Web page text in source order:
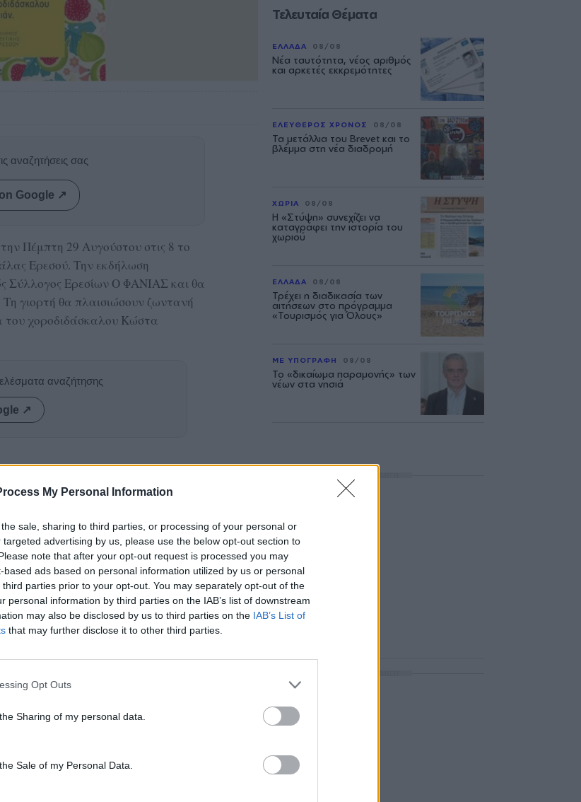
My Personal Information
sale, sharing to third parties, or processing of your personal or
advertising by us, please use the below opt-out section to
note that after your opt-out request is processed you may
ads based on personal information utilized by us or personal
parties prior to your opt-out. You may separately opt-out of the
personal information by third parties on the IAB’s list of downstream
may also be disclosed by us to third parties on the IAB’s List of
that may further disclose it to other third parties.
Opt Outs
Sharing of my personal data.
Sale of my Personal Data.
αναζητήσεις σας
Google ↗
Πέμπτη 29 Αυγούστου στις 8 το
Ερεσού. Την εκδήλωση
Σύλλογος Ερεσίων Ο ΦΑΝΙΑΣ και θα
γιορτή θα πλαισιώσουν ζωντανή
του χοροδιδάσκαλου Κώστα
αναζήτησης
↗
Τελευταία Θέματα
ΕΛΛΑΔΑ 08/08
Νέα ταυτότητα, νέος αριθμός
και αρκετές εκκρεμότητες
ΕΛΕΥΘΕΡΟΣ ΧΡΟΝΟΣ 08/08
Τα μετάλλια του Brevet και το
βλέμμα στη νέα διαδρομή
ΧΩΡΙΑ 08/08
Η «Στύψη» συνεχίζει να
καταγράφει την ιστορία του
χωριού
ΕΛΛΑΔΑ 08/08
Τρέχει η διαδικασία των
αιτήσεων στο πρόγραμμα
«Τουρισμός για Όλους»
ΜΕ ΥΠΟΓΡΑΦΗ 08/08
Το «δικαίωμα παραμονής» των
νέων στα νησιά